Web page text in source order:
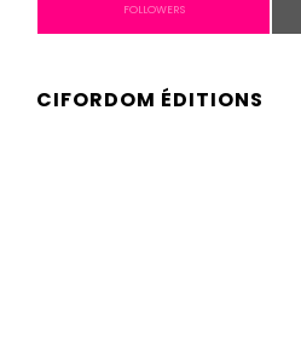
FOLLOWERS
CIFORDOM ÉDITIONS